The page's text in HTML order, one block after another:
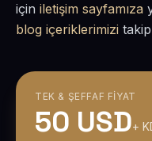
için iletişim sayfamıza
blog içeriklerimizi
TEK & ŞEFFAF FIYAT
50 USD+